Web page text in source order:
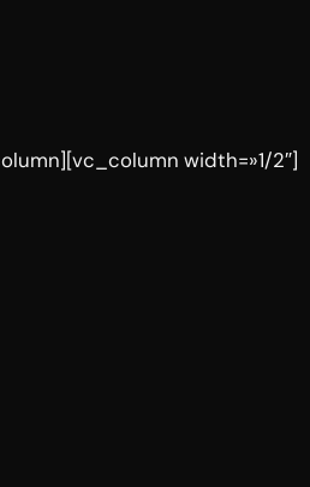
width=»1/2″]